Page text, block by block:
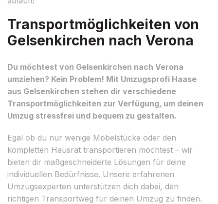
Transportmöglichkeiten von
Gelsenkirchen nach Verona
Du möchtest von Gelsenkirchen nach Verona
umziehen? Kein Problem! Mit Umzugsprofi Haase
aus Gelsenkirchen stehen dir verschiedene
Transportmöglichkeiten zur Verfügung, um deinen
Umzug stressfrei und bequem zu gestalten.
Egal ob du nur wenige Möbelstücke oder den
kompletten Hausrat transportieren möchtest – wir
bieten dir maßgeschneiderte Lösungen für deine
individuellen Bedürfnisse. Unsere erfahrenen
Umzugsexperten unterstützen dich dabei, den
richtigen Transportweg für deinen Umzug zu finden.